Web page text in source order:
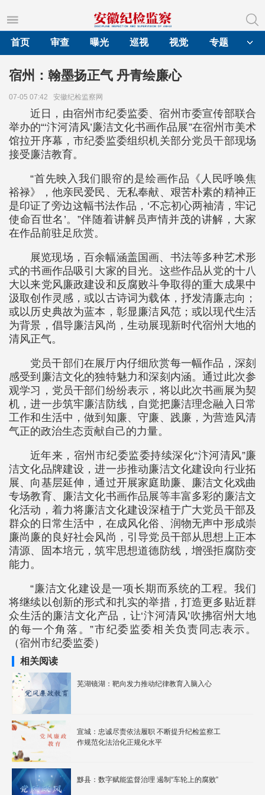
首页
审查 曝光 巡视 视觉 专题
宿州：翰墨扬正气 丹青绘廉心
07-05 07:42 安徽纪检监察网
近日，由宿州市纪委监委、宿州市委宣传部联合
举办的“‘汴河清风’廉洁文化书画作品展”在宿州市美术
馆拉开序幕，市纪委监委组织机关部分党员干部现场
接受廉洁教育。
“首先映入我们眼帘的是绘画作品《人民呼唤焦
裕禄》，他亲民爱民、无私奉献、艰苦朴素的精神正
是印证了旁边这幅书法作品，‘不忘初心两袖清，牢记
使命百世名’。”伴随着讲解员声情并茂的讲解，大家
在作品前驻足欣赏。
展览现场，百余幅涵盖国画、书法等多种艺术形
式的书画作品吸引大家的目光。这些作品从党的十八
大以来党风廉政建设和反腐败斗争取得的重大成果中
汲取创作灵感，或以古诗词为载体，抒发清廉志向；
或以历史典故为蓝本，彰显廉洁风范；或以现代生活
为背景，倡导廉洁风尚，生动展现新时代宿州大地的
清风正气。
党员干部们在展厅内仔细欣赏每一幅作品，深刻
感受到廉洁文化的独特魅力和深刻内涵。通过此次参
观学习，党员干部们纷纷表示，将以此次书画展为契
机，进一步筑牢廉洁防线，自觉把廉洁理念融入日常
工作和生活中，做到知廉、守廉、践廉，为营造风清
气正的政治生态贡献自己的力量。
近年来，宿州市纪委监委持续深化“汴河清风”廉
洁文化品牌建设，进一步推动廉洁文化建设向行业拓
展、向基层延伸，通过开展家庭助廉、廉洁文化戏曲
专场教育、廉洁文化书画作品展等丰富多彩的廉洁文
化活动，着力将廉洁文化建设深植于广大党员干部及
群众的日常生活中，在成风化俗、润物无声中形成崇
廉尚廉的良好社会风尚，引导党员干部从思想上正本
清源、固本培元，筑牢思想道德防线，增强拒腐防变
能力。
“廉洁文化建设是一项长期而系统的工程。我们
将继续以创新的形式和扎实的举措，打造更多贴近群
众生活的廉洁文化产品，让‘汴河清风’吹拂宿州大地
的每一个角落。”市纪委监委相关负责同志表示。
（宿州市纪委监委）
相关阅读
芜湖镜湖：靶向发力推动纪律教育入脑入心
宣城：忠诚尽责依法履职 不断提升纪检监察工
作规范化法治化正规化水平
黟县：数字赋能监督治理 遏制“车轮上的腐败”